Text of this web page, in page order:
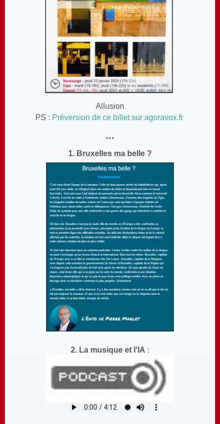
Allusion
PS : Préversion de ce billet sur agoravox.fr
...
1. Bruxelles ma belle ?
2. La musique et l'IA :